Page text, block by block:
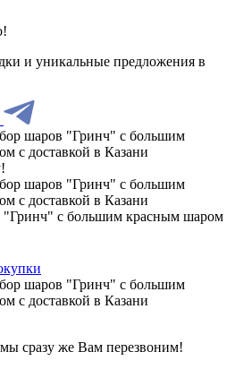
и уникальные предложения в
"Гринч" с большим красным шаром
сразу же Вам перезвоним!